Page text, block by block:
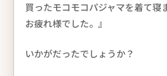
買ったモコモコパジャマを着て寝
お疲れ様でした。』
いかがだったでしょうか？